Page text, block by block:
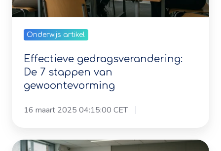
Onderwijs artikel
Effectieve gedragsverandering:
De 7 stappen van
gewoontevorming
16 maart 2025 04:15:00 CET
Weerstand
groeikans: